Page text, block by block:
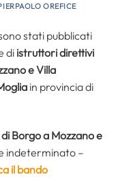
OREFICE
stati pubblicati
diistruttori direttivi
e Villa
in provincia di
Borgo a Mozzano e
indeterminato –
il bando